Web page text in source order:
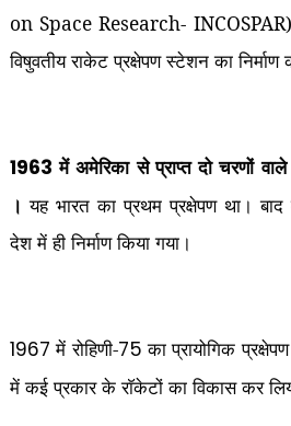
on Space Research-
विषुवतीय राकेट प्रक्षेपण स्टेशन का
1963 में अमेरिका से प्राप्त दो चरणों
।यह भारत का प्रथम प्रक्षेपण था। बाद
देश में ही निर्माण किया गया।
1967 में रोहिणी-75 का प्रायोगिक
में कई प्रकार के राॅकेटों का विकास कर